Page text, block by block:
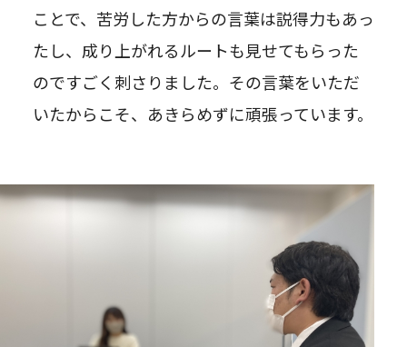
ことで、苦労した方からの言葉は説得力もあっ
たし、成り上がれるルートも見せてもらった
のですごく刺さりました。その言葉をいただ
いたからこそ、あきらめずに頑張っています。